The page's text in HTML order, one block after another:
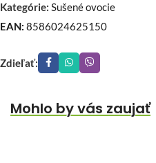
Kategórie: Sušené ovocie
EAN: 8586024625150
Zdieľať:
Mohlo by vás zaujať